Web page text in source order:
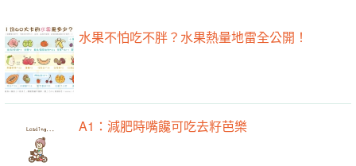
水果不怕吃不胖？水果熱量地雷全公開！
A1：減肥時嘴饞可吃去籽芭樂